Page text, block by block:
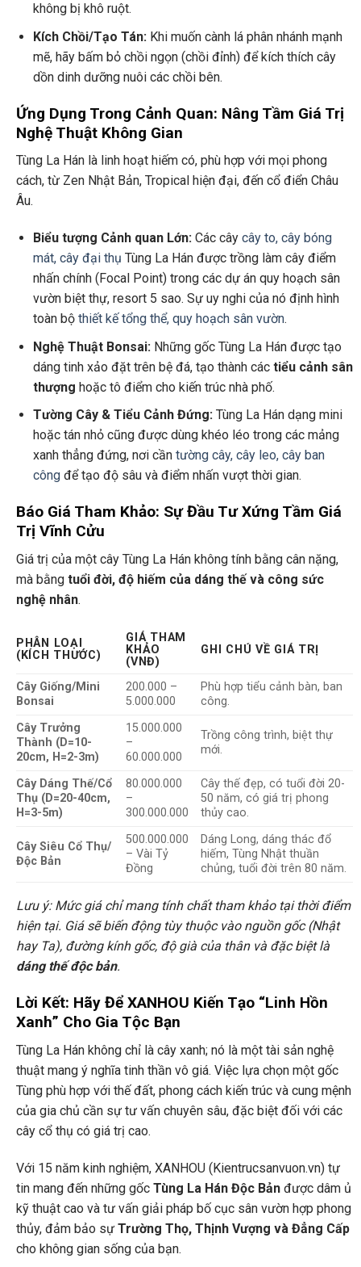
không bị khô ruột.
Kích Chồi/Tạo Tán:Khi muốn cành lá phân nhánh mạnh
mẽ, hãy bấm bỏ chồi ngọn (chồi đỉnh) để kích thích cây
dồn dinh dưỡng nuôi các chồi bên.
Ứng Dụng Trong Cảnh Quan: Nâng Tầm Giá Trị
Nghệ Thuật Không Gian
Tùng La Hán là linh hoạt hiếm có, phù hợp với mọi phong
cách, từ Zen Nhật Bản, Tropical hiện đại, đến cổ điển Châu
Âu.
Biểu tượng Cảnh quan Lớn:Các cây cây to, cây bóng
mát, cây đại thụ Tùng La Hán được trồng làm cây điểm
nhấn chính (Focal Point) trong các dự án quy hoạch sân
vườn biệt thự, resort 5 sao. Sự uy nghi của nó định hình
toàn bộ thiết kế tổng thể, quy hoạch sân vườn.
Nghệ Thuật Bonsai:Những gốc Tùng La Hán được tạo
dáng tinh xảo đặt trên bệ đá, tạo thành các tiểu cảnh sân
thượng hoặc tô điểm cho kiến trúc nhà phố.
Tường Cây & Tiểu Cảnh Đứng:Tùng La Hán dạng mini
hoặc tán nhỏ cũng được dùng khéo léo trong các mảng
xanh thẳng đứng, nơi cần tường cây, cây leo, cây ban
côngđể tạo độ sâu và điểm nhấn vượt thời gian.
Báo Giá Tham Khảo: Sự Đầu Tư Xứng Tầm Giá
Trị Vĩnh Cửu
Giá trị của một cây Tùng La Hán không tính bằng cân nặng,
mà bằng tuổi đời, độ hiếm của dáng thế và công sức
nghệ nhân.
PHÂN LOẠI
(KÍCH THƯỚC)
GIÁ THAM
KHẢO
(VNĐ)
GHI CHÚ VỀ GIÁ TRỊ
Cây Giống/Mini
Bonsai
200.000 –
5.000.000
Phù hợp tiểu cảnh bàn, ban
công.
Cây Trưởng
Thành (D=10-
20cm, H=2-3m)
15.000.000
–
60.000.000
Trồng công trình, biệt thự
mới.
Cây Dáng Thế/Cổ
Thụ (D=20-40cm,
H=3-5m)
80.000.000
–
300.000.000
Cây thế đẹp, có tuổi đời 20-
50 năm, có giá trị phong
thủy cao.
Cây Siêu Cổ Thụ/
Độc Bản
500.000.000
– Vài Tỷ
Đồng
Dáng Long, dáng thác đổ
hiếm, Tùng Nhật thuần
chủng, tuổi đời trên 80 năm.
Lưu ý: Mức giá chỉ mang tính chất tham khảo tại thời điểm
hiện tại. Giá sẽ biến động tùy thuộc vào nguồn gốc (Nhật
hay Ta), đường kính gốc, độ già của thân và đặc biệt là
dáng thế độc bản.
Lời Kết: Hãy Để XANHOU Kiến Tạo “Linh Hồn
Xanh” Cho Gia Tộc Bạn
Tùng La Hán không chỉ là cây xanh; nó là một tài sản nghệ
thuật mang ý nghĩa tinh thần vô giá. Việc lựa chọn một gốc
Tùng phù hợp với thế đất, phong cách kiến trúc và cung mệnh
của gia chủ cần sự tư vấn chuyên sâu, đặc biệt đối với các
cây cổ thụ có giá trị cao.
Với 15 năm kinh nghiệm, XANHOU (Kientrucsanvuon.vn) tự
tin mang đến những gốc Tùng La Hán Độc Bản được dâm ủ
kỹ thuật cao và tư vấn giải pháp bố cục sân vườn hợp phong
thủy, đảm bảo sự Trường Thọ, Thịnh Vượng và Đẳng Cấp
cho không gian sống của bạn.